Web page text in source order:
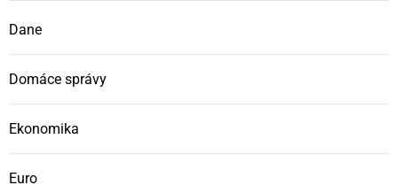
Dane
Domáce správy
Ekonomika
Euro